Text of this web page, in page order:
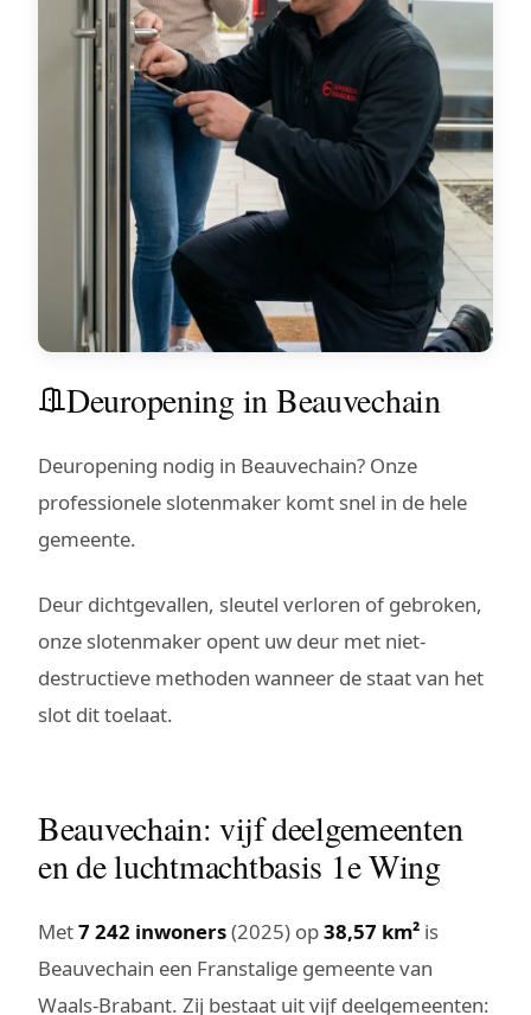
Deuropening in Beauvechain
Deuropening nodig in Beauvechain? Onze
professionele slotenmaker komt snel in de hele
gemeente.
Deur dichtgevallen, sleutel verloren of gebroken,
onze slotenmaker opent uw deur met niet-
destructieve methoden wanneer de staat van het
slot dit toelaat.
Beauvechain: vijf deelgemeenten
en de luchtmachtbasis 1e Wing
Met7 242 inwoners(2025) op38,57 km² is
Beauvechain een Franstalige gemeente van
Waals-Brabant. Zij bestaat uit vijf deelgemeenten: